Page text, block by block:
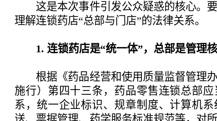
这是本次事件引发公众疑惑的核心。要
理解连锁药店“总部与门店”的法律关系。
1. 连锁药店是“统一体”，总部是管理
根据《药品经营和使用质量监督管理办
施行）第四十三条，药品零售连锁总部
系，统一企业标识、规章制度、计算机